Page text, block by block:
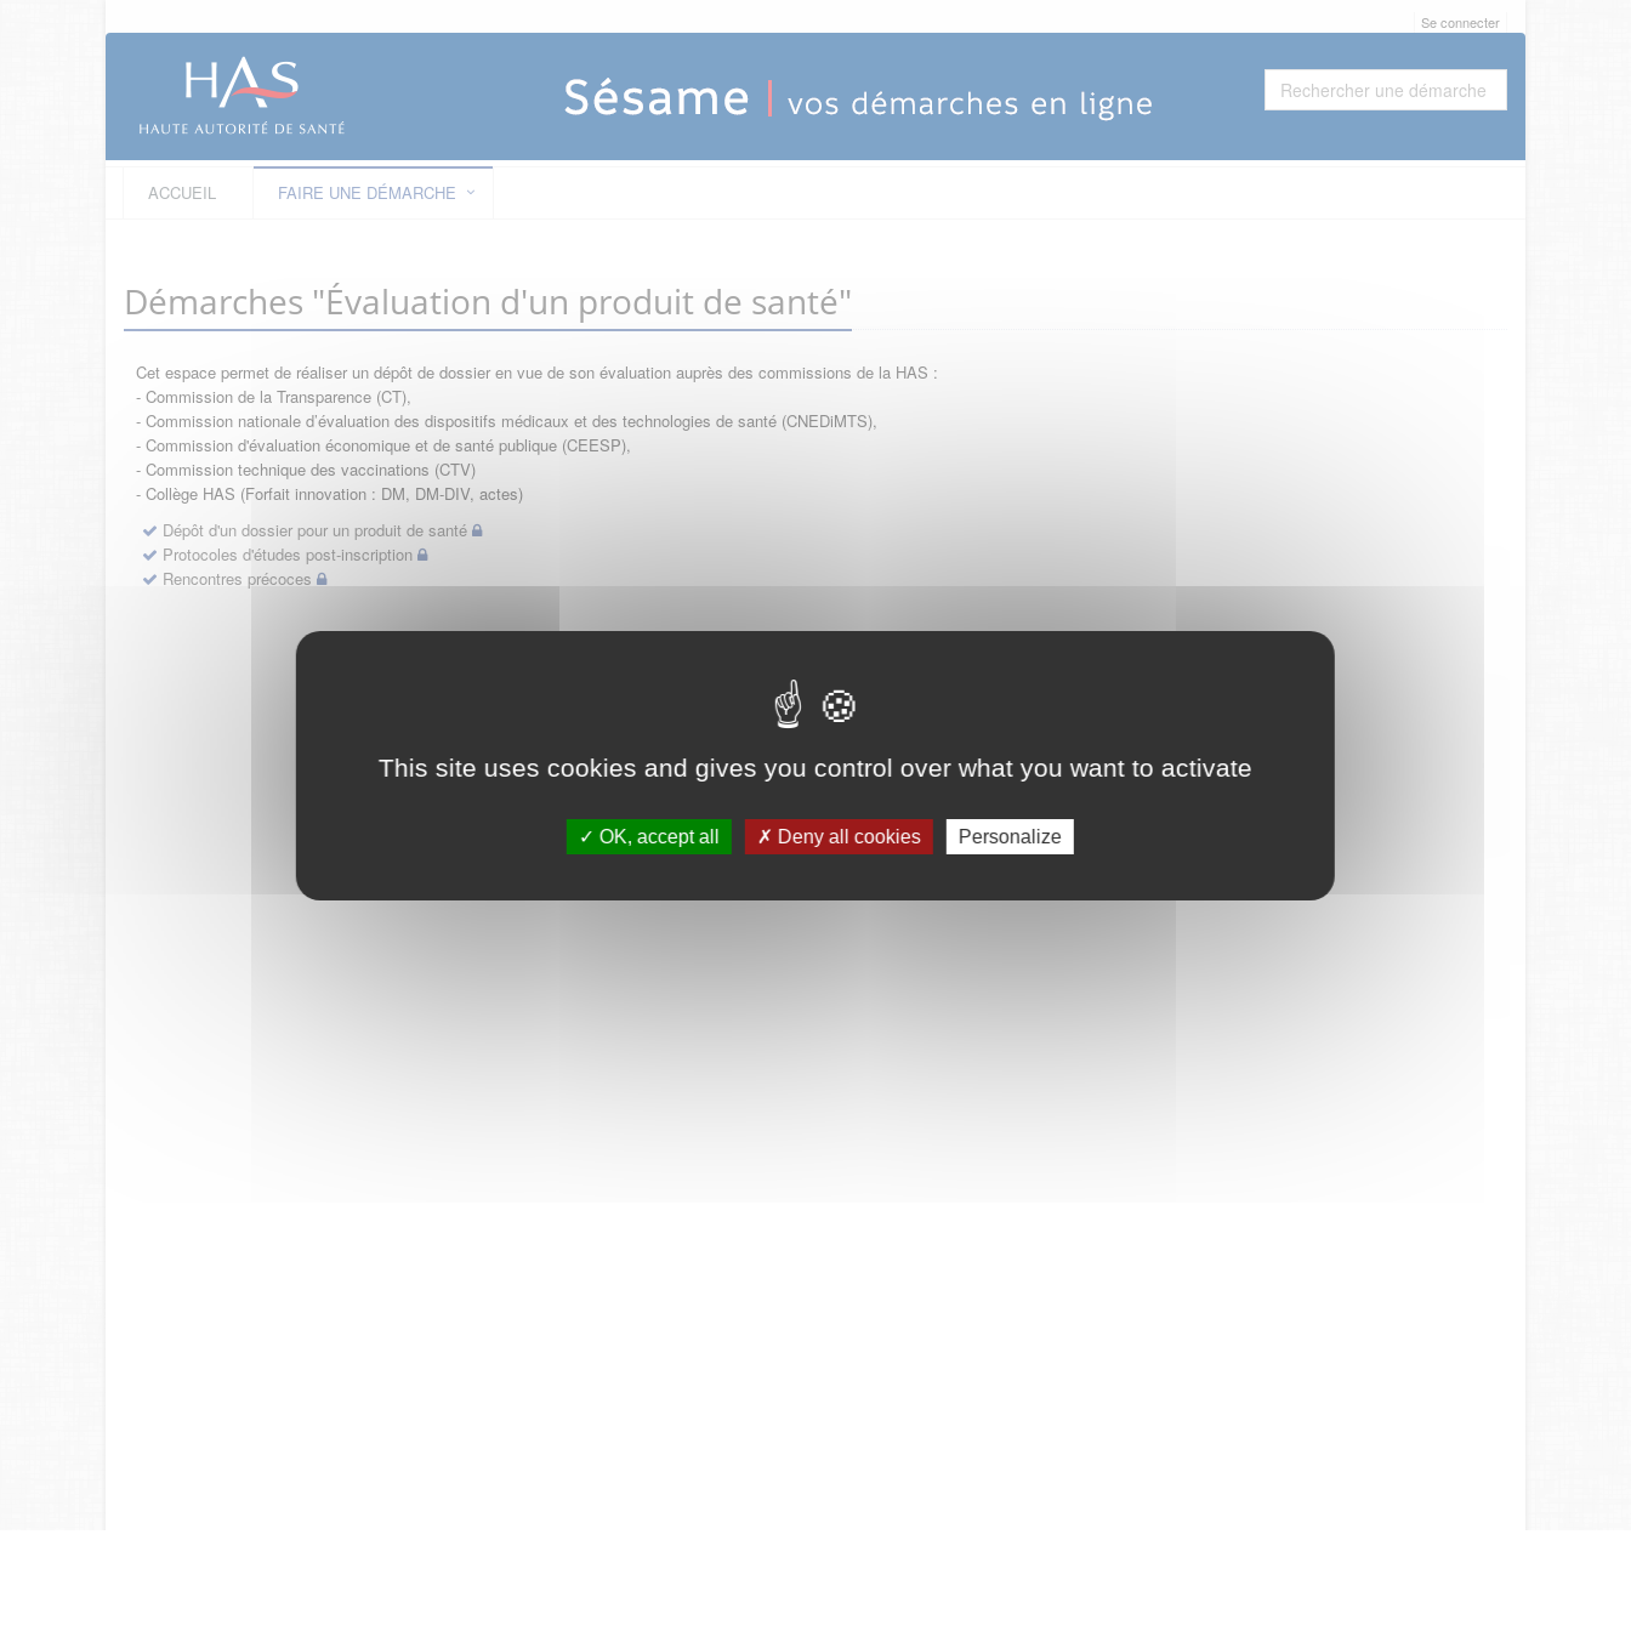
This site uses cookies and gives you control over what you want to activate
OK, accept all Deny all cookies Personalize
Se connecter
ACCUEIL FAIRE UNE DÉMARCHE
Démarches "Évaluation d'un produit de santé"
Cet espace permet de réaliser un dépôt de dossier en vue de son évaluation auprès des commissions de la HAS :
- Commission de la Transparence (CT),
- Commission nationale d’évaluation des dispositifs médicaux et des technologies de santé (CNEDiMTS),
- Commission d'évaluation économique et de santé publique (CEESP),
- Commission technique des vaccinations (CTV)
- Collège HAS (Forfait innovation : DM, DM-DIV, actes)
Dépôt d'un dossier pour un produit de santé
Protocoles d'études post-inscription
Rencontres précoces